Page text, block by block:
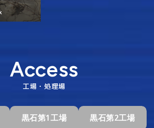
Access
工場・処理場
黒石第1工場 黒石第2工場